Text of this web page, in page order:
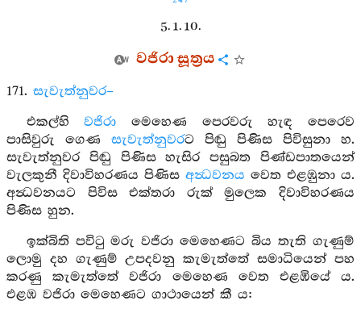
5. 1. 10.
වජිරා සූත්‍රය
171. සැවැත්නුවර–
එකල්හිවජිරා මෙහෙණ පෙරවරු හැඳ පෙරෙව
පාසිවුරු ගෙණ සැවැත්නුවරට පිඬු පිණිස පිවිසුනා හ.
සැවැත්නුවර පිඬු පිණිස හැසිර පසුබත පිණ්ඩපාතයෙන්
වැලකුනී දිවාවිහරණය පිණිස අන්‍ධවනය වෙත එළඹුනා ය.
අන්‍ධවනයට පිවිස එක්තරා රුක් මුලෙක දිවාවිහරණය
පිණිස හුන.
ඉක්බිති පවිටු මරු වජිරා මෙහෙණට බිය තැති ගැණුම්
ලොමු දහ ගැණුම් උපදවනු කැමැත්තේ සමාධියෙන් පහ
කරණු කැමැත්තේ වජිරා මෙහෙණ වෙත එළඹියේ ය.
එළඹ වජිරා මෙහෙණට ගාථායෙන් කී ය: